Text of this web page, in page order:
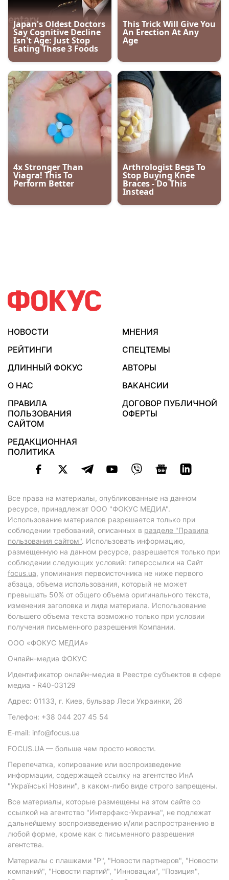
НОВОСТИ
МНЕНИЯ
РЕЙТИНГИ
СПЕЦТЕМЫ
ДЛИННЫЙ ФОКУС
АВТОРЫ
О НАС
ВАКАНСИИ
ПРАВИЛА
ПОЛЬЗОВАНИЯ
САЙТОМ
ДОГОВОР ПУБЛИЧНОЙ
ОФЕРТЫ
РЕДАКЦИОННАЯ
ПОЛИТИКА
Все права на материалы, опубликованные на данном
ресурсе, принадлежат ООО "ФОКУС МЕДИА".
Использование материалов разрешается только при
соблюдении требований, описанных в разделе "Правила
пользования сайтом". Использовать информацию,
размещенную на данном ресурсе, разрешается только при
соблюдении следующих условий: гиперссылки на Сайт
focus.ua, упоминания первоисточника не ниже первого
абзаца, объема использования, который не может
превышать 50% от общего объема оригинального текста,
изменения заголовка и лида материала. Использование
большего объема текста возможно только при условии
получения письменного разрешения Компании.
ООО «ФОКУС МЕДИА»
Онлайн-медиа ФОКУС
Идентификатор онлайн-медиа в Реестре субъектов в сфере
медиа - R40-03129
Адрес: 01133, г. Киев, бульвар Леси Украинки, 26
Телефон: +38 044 207 45 54
E-mail: info@focus.ua
FOCUS.UA — больше чем просто новости.
Перепечатка, копирование или воспроизведение
информации, содержащей ссылку на агентство ИнА
"Українські Новини", в каком-либо виде строго запрещены.
Все материалы, которые размещены на этом сайте со
ссылкой на агентство "Интерфакс-Украина", не подлежат
дальнейшему воспроизведению и/или распространению в
любой форме, кроме как с письменного разрешения
агентства.
Материалы с плашками "Р", "Новости партнеров", "Новости
компаний", "Новости партий", "Инновации", "Позиция",